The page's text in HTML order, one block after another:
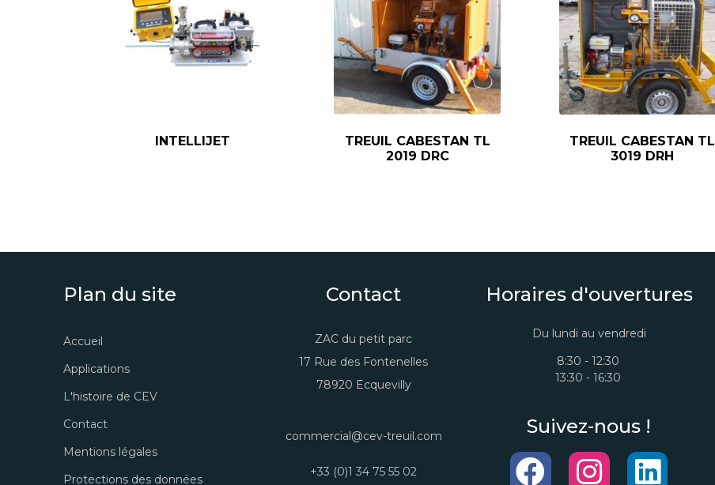
INTELLIJET
TREUIL CABESTAN TL
2019 DRC
TREUIL CABESTAN TL
3019 DRH
Plan du site
Accueil
Applications
L'histoire de CEV
Contact
Mentions légales
Protections des données
Contact
ZAC du petit parc
17 Rue des Fontenelles
78920 Ecquevilly
commercial@cev-treuil.com
+33 (0)1 34 75 55 02
Horaires d'ouvertures
Du lundi au vendredi
8:30 - 12:30
13:30 - 16:30
Suivez-nous !